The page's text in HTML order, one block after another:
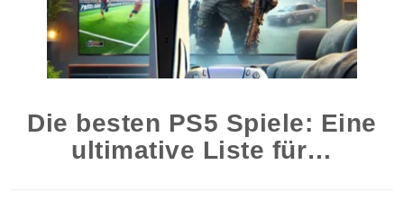
Die besten PS5 Spiele: Eine
ultimative Liste für…